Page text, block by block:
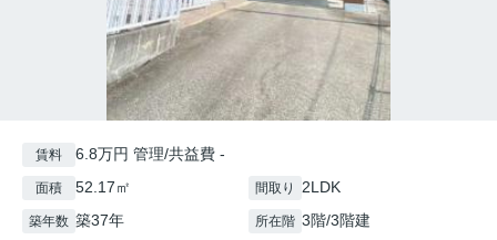
賃料 6.8万円 管理/共益費 -
面積 52.17㎡ 間取り 2LDK
築年数 築37年 所在階 3階/3階建